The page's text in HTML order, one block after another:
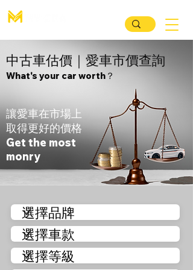
中古車估價｜愛車市價查詢
What's your car worth？
讓愛車在市場上
取得更好的價格
Get the most
monry